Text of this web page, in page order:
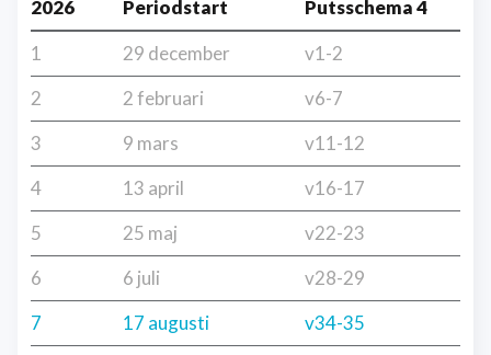
2026 Periodstart
Putsschema 4
1
29 december
v1-2
2
2 februari
v6-7
3
9 mars
v11-12
4
13 april
v16-17
5
25 maj
v22-23
6
6 juli
v28-29
7
17 augusti
v34-35